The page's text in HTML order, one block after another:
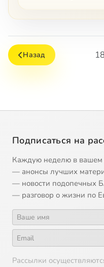
Назад
Подписаться на
Каждую неделю в вашем
— анонсы лучших
— новости подопечных
— разговор о жизни по
Рассылки